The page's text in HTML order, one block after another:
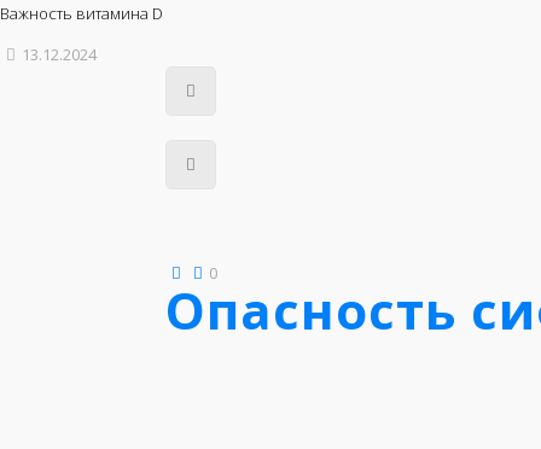
Важность витамина D
13.12.2024
0
Опасность